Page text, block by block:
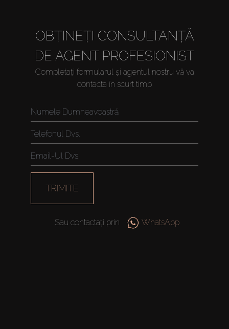
OBȚINEȚI CONSULTANȚĂ
DE AGENT PROFESIONIST
Completați formularul și agentul nostru vă va
contacta în scurt timp
TRIMITE
Sau contactați prin WhatsApp